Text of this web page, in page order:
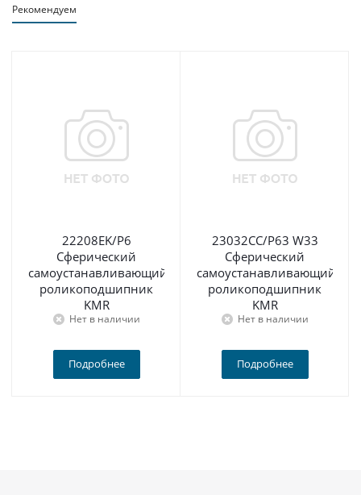
Рекомендуем
22208EK/P6
Сферический
самоустанавливающийся
роликоподшипник
KMR
Нет в наличии
Подробнее
23032CC/P63 W33
Сферический
самоустанавливающийся
роликоподшипник
KMR
Нет в наличии
Подробнее